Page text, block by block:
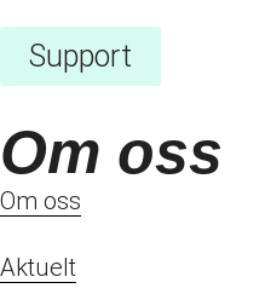
Support
Om oss
Om oss
Aktuelt